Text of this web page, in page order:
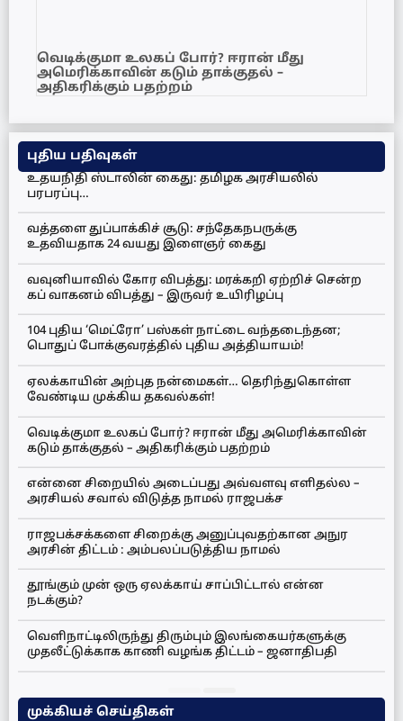
வெடிக்குமா உலகப் போர்? ஈரான் மீது
அமெரிக்காவின் கடும் தாக்குதல் –
அதிகரிக்கும் பதற்றம்
புதிய பதிவுகள்
உதயநிதி ஸ்டாலின் கைது: தமிழக அரசியலில்
பரபரப்பு…
வத்தளை துப்பாக்கிச் சூடு: சந்தேகநபருக்கு
உதவியதாக 24 வயது இளைஞர் கைது
வவுனியாவில் கோர விபத்து: மரக்கறி ஏற்றிச் சென்ற
கப் வாகனம் விபத்து – இருவர் உயிரிழப்பு
104 புதிய ‘மெட்ரோ’ பஸ்கள் நாட்டை வந்தடைந்தன;
பொதுப் போக்குவரத்தில் புதிய அத்தியாயம்!
ஏலக்காயின் அற்புத நன்மைகள்… தெரிந்துகொள்ள
வேண்டிய முக்கிய தகவல்கள்!
வெடிக்குமா உலகப் போர்? ஈரான் மீது அமெரிக்காவின்
கடும் தாக்குதல் – அதிகரிக்கும் பதற்றம்
என்னை சிறையில் அடைப்பது அவ்வளவு எளிதல்ல –
அரசியல் சவால் விடுத்த நாமல் ராஜபக்ச
ராஜபக்சக்களை சிறைக்கு அனுப்புவதற்கான அநுர
அரசின் திட்டம் : அம்பலப்படுத்திய நாமல்
தூங்கும் முன் ஒரு ஏலக்காய் சாப்பிட்டால் என்ன
நடக்கும்?
வெளிநாட்டிலிருந்து திரும்பும் இலங்கையர்களுக்கு
முதலீட்டுக்காக காணி வழங்க திட்டம் – ஜனாதிபதி
முக்கியச் செய்திகள்